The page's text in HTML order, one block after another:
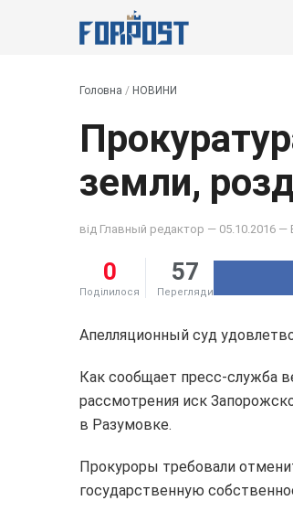
Головна / НОВИНИ
земли,
від Главный редактор — 05.10.2016 —
0
Поділилося
57
Перегляди
Апелляционный суд
Как сообщает пресс-служба
рассмотрения иск
в Разумовке.
Прокуроры требовали
государственную